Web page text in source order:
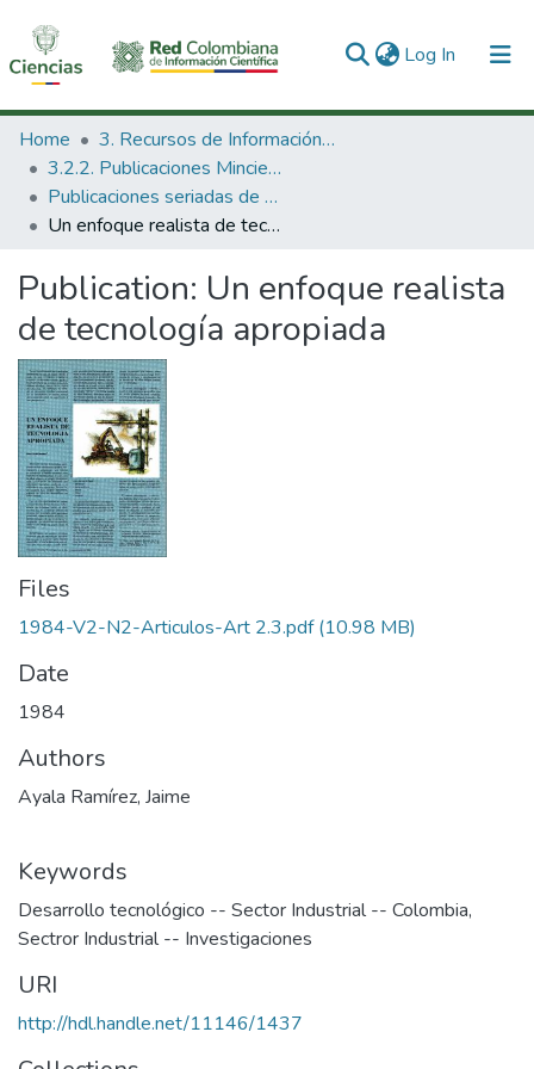
Log In (current)
Communities & Collections
All of DSpace
Statistics
Home
3. Recursos de Información Científica y Tecnológica
3.2.2. Publicaciones Minciencias
Publicaciones seriadas de Minciencias
Un enfoque realista de tecnología apropiada
Publication: Un enfoque realista
de tecnología apropiada
Files
1984-V2-N2-Articulos-Art 2.3.pdf(10.98 MB)
Date
1984
Authors
Ayala Ramírez, Jaime
Keywords
Desarrollo tecnológico -- Sector Industrial -- Colombia,
Sectror Industrial -- Investigaciones
URI
http://hdl.handle.net/11146/1437